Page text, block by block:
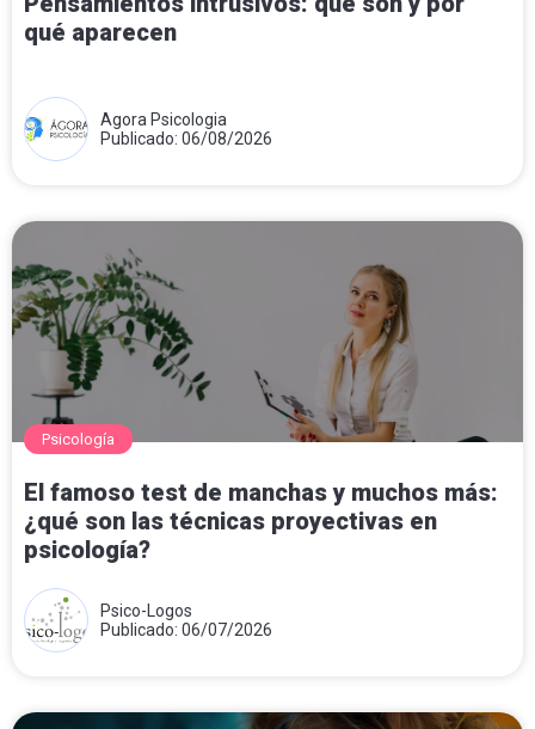
qué aparecen
Agora Psicologia
Publicado: 06/08/2026
Psicología
El famoso test de manchas y muchos más:
¿qué son las técnicas proyectivas en
psicología?
Psico-Logos
Publicado: 06/07/2026